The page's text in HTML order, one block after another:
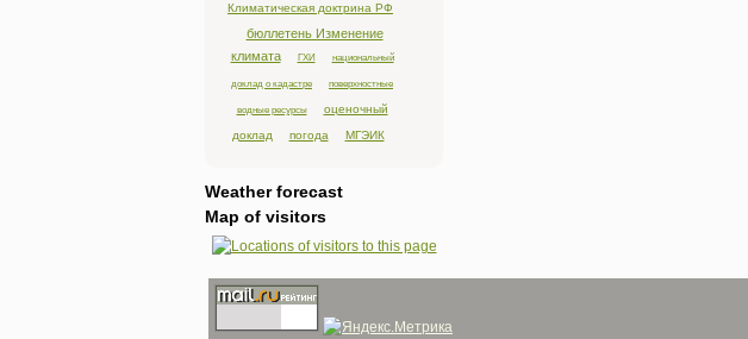
Климатическая доктрина РФ
бюллетень Изменение
климата
ГХИ национальный
доклад о кадастре поверхностные
водные ресурсы
оценочный
доклад
погода МГЭИК
Weather forecast
Map of visitors